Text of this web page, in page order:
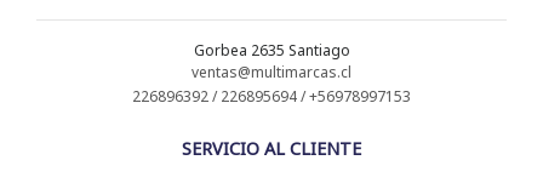
Gorbea 2635 Santiago
ventas@multimarcas.cl
226896392 / 226895694 / +56978997153
SERVICIO AL CLIENTE